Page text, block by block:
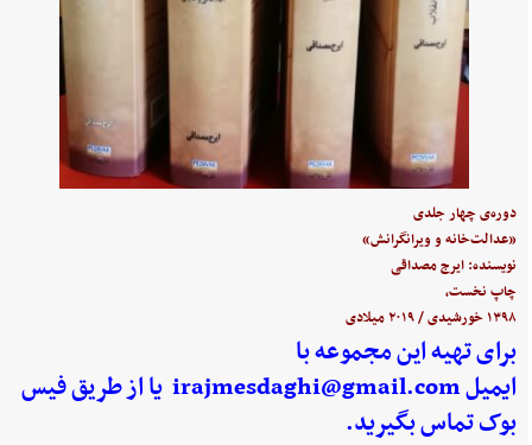
دوره‌ی چهار جلدی
«عدالت‌خانه و ویرانگرانش»
نویسنده: ایرج مصداقی
چاپ نخست،
۱۳۹۸ خورشیدی / ۲۰۱۹ میلادی
برای تهیه این مجموعه با
ایمیلirajmesdaghi@gmail.com یا از طریق فیس
بوک تماس بگیرید.